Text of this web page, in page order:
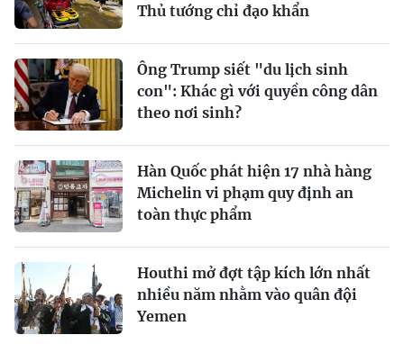
Thủ tướng chỉ đạo khẩn
Ông Trump siết "du lịch sinh
con": Khác gì với quyền công dân
theo nơi sinh?
Hàn Quốc phát hiện 17 nhà hàng
Michelin vi phạm quy định an
toàn thực phẩm
Houthi mở đợt tập kích lớn nhất
nhiều năm nhằm vào quân đội
Yemen